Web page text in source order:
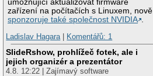
umožňující aktualizovat firmware
zařízení na počítačích s Linuxem, nově
sponzoruje také společnost NVIDIA
Ladislav Hagara| Komentářů: 1
SlideRshow, prohlížeč fotek, ale i
jejich organizér a prezentátor
4.8. 12:22 | Zajímavý software